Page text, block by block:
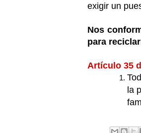
exigir un
Nos
para
Artículo 35
la